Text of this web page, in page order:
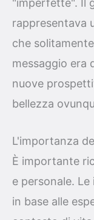
rappresentava
che
messaggio era
nuove
bellezza
L'importanza
È importante
e personale.
in base alle